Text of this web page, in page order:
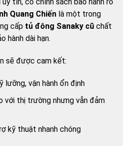
tín, có chính sách bảo hành rõ
Quang Chiến là một trong
cấp tủ đông Sanaky cũ chất
hành dài hạn.
sẽ được cam kết:
lưỡng, vận hành ổn định
với thị trường nhưng vẫn đảm
kỹ thuật nhanh chóng